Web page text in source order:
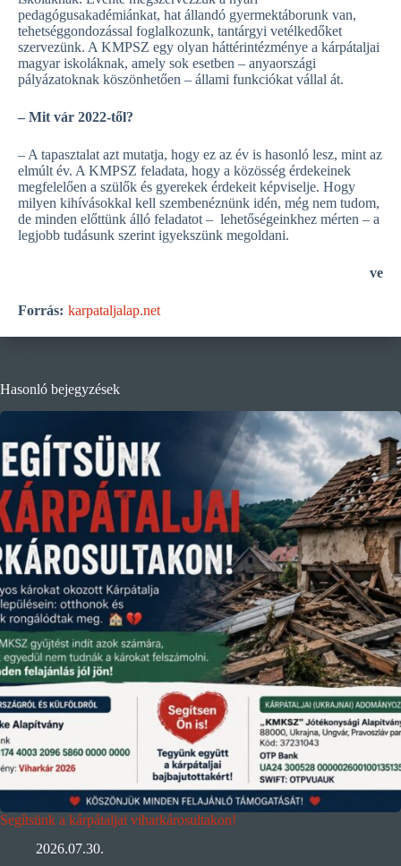
pedagógusakadémiánkat, hat állandó gyermektáborunk van,
tehetséggondozással foglalkozunk, tantárgyi vetélkedőket
szervezünk. A KMPSZ egy olyan háttérintézménye a kárpátaljai
magyar iskoláknak, amely sok esetben – anyaországi
pályázatoknak köszönhetően – állami funkciókat vállal át.
– Mit vár 2022-től?
– A tapasztalat azt mutatja, hogy ez az év is hasonló lesz, mint az
elmúlt év. A KMPSZ feladata, hogy a közösség érdekeinek
megfelelően a szülők és gyerekek érdekeit képviselje. Hogy
milyen kihívásokkal kell szembenéznünk idén, még nem tudom,
de minden előttünk álló feladatot – lehetőségeinkhez mérten – a
legjobb tudásunk szerint igyekszünk megoldani.
ve
Forrás: karpataljalap.net
Hasonló bejegyzések
Segítsünk a kárpátaljai viharkárosultakon!
2026.07.30.